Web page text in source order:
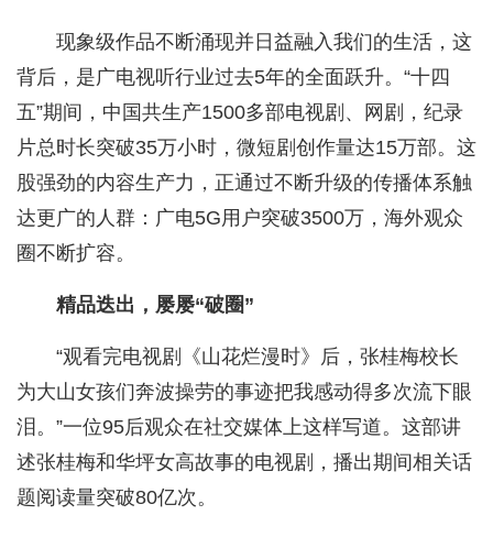
现象级作品不断涌现并日益融入我们的生活，这
背后，是广电视听行业过去5年的全面跃升。“十四
五”期间，中国共生产1500多部电视剧、网剧，纪录
片总时长突破35万小时，微短剧创作量达15万部。这
股强劲的内容生产力，正通过不断升级的传播体系触
达更广的人群：广电5G用户突破3500万，海外观众
圈不断扩容。
精品迭出，屡屡“破圈”
“观看完电视剧《山花烂漫时》后，张桂梅校长
为大山女孩们奔波操劳的事迹把我感动得多次流下眼
泪。”一位95后观众在社交媒体上这样写道。这部讲
述张桂梅和华坪女高故事的电视剧，播出期间相关话
题阅读量突破80亿次。